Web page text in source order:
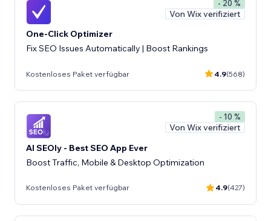
- 20 %
Von Wix verifiziert
One-Click Optimizer
Fix SEO Issues Automatically | Boost Rankings
Kostenloses Paket verfügbar 4.9(568)
- 10 %
Von Wix verifiziert
AI SEOly - Best SEO App Ever
Boost Traffic, Mobile & Desktop Optimization
Kostenloses Paket verfügbar 4.9(427)